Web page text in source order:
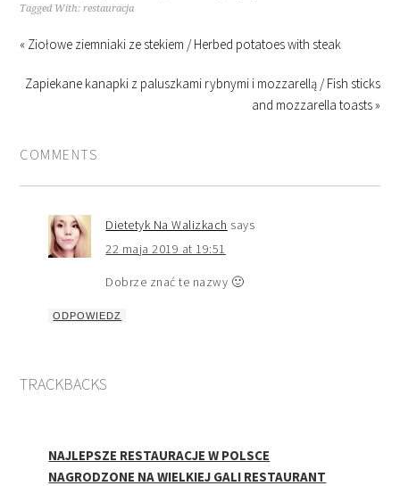
Tagged With:restauracja
« Ziołowe ziemniaki ze stekiem / Herbed potatoes with steak
Zapiekane kanapki z paluszkami rybnymi i mozzarellą / Fish sticks
and mozzarella toasts »
COMMENTS
Dietetyk Na Walizkach says
22 maja 2019 at 19:51
Dobrze znać te nazwy 🙂
ODPOWIEDZ
TRACKBACKS
NAJLEPSZE RESTAURACJE W POLSCE
NAGRODZONE NA WIELKIEJ GALI RESTAURANT